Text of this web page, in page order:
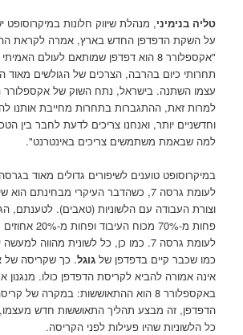
טליה בנימיני, מנהלת שיווק חלונות
על השקת הדפדפן החדש בארץ, אמרה לקראת
"אקספלורר 8 הוא דפדפן שמותאם לעולם
תחרותי כיום בהרבה, הצרכים של הגולשים מאוד
למרות זאת, ההתגברות בתחרות מחייבת אותנו
וחדשניים יותר, ואנחנו צריכים לדעת לחבר בין
למה שבאמת משתמשים צריכים באינטרנט".
לעומת גרסה 7, כשהדבר העיקרי מבחינתם
וצורת העבודה עם הלשוניות (טאבים). לטענתם,
פחות מ-70% מכוח
לעומת גרסה 7. כמו כן, כל לשונית מהווה
כמו שכבר קיים בדפדפן שלגוגל. כך שקריסה של
אינה אמורה להביא לקריסת הדפדפן כולו. מנגנון
באקספלורר 8 הוא ההתאוששות: במקרה של
הדפדפן, זה מבצע תהליך התאוששות חדש
כל הלשוניות שהיו פעילות לפני הקריסה.